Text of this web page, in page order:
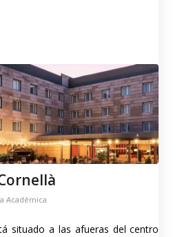
Académica
situado a las afueras del centro